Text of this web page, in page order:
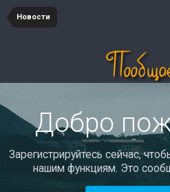
Новости
Добро
Зарегистрируйтесь сейчас,
нашим функциям. Это